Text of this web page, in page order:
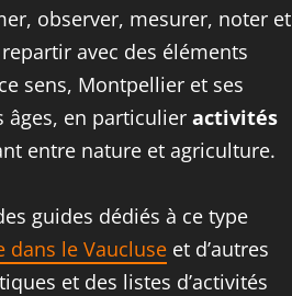
observer, mesurer, noter et
avec des éléments
sens, Montpellier et ses
âges, en particulier activités
entre nature et agriculture.
guides dédiés à ce type
dans le Vaucluse et d’autres
et des listes d’activités